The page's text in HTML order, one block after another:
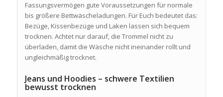
Fassungsvermögen gute Voraussetzungen für normale
bis größere Bettwäscheladungen. Für Euch bedeutet das:
Bezüge, Kissenbezüge und Laken lassen sich bequem
trocknen. Achtet nur darauf, die Trommel nicht zu
überladen, damit die Wäsche nicht ineinander rollt und
ungleichmäßig trocknet.
Jeans und Hoodies – schwere Textilien
bewusst trocknen